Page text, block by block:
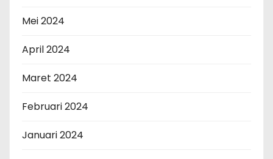
Mei 2024
April 2024
Maret 2024
Februari 2024
Januari 2024